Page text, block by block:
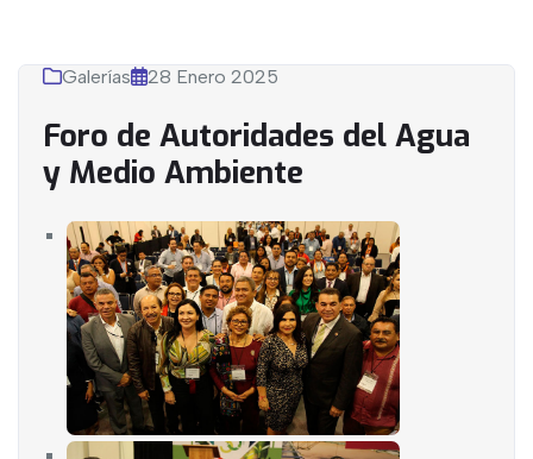
Foro de Autoridades del Agua
y Medio Ambiente
Galerías 28 Enero 2025